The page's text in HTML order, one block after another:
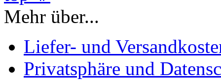
Mehr über...
Liefer- und
Privatsphäre und